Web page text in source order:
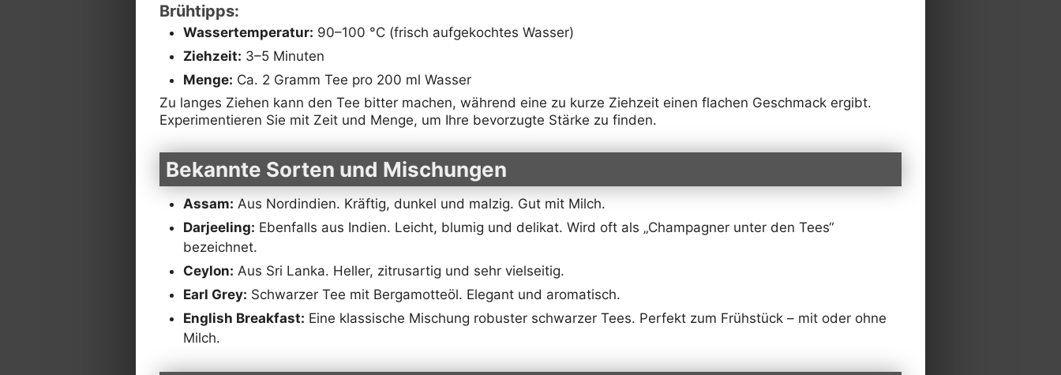
Brühtipps:
Wassertemperatur: 90–100 °C (frisch aufgekochtes Wasser)
Ziehzeit: 3–5 Minuten
Menge: Ca. 2 Gramm Tee pro 200 ml Wasser
Zu langes Ziehen kann den Tee bitter machen, während eine zu kurze Ziehzeit einen flachen Geschmack ergibt.
Experimentieren Sie mit Zeit und Menge, um Ihre bevorzugte Stärke zu finden.
Bekannte Sorten und Mischungen
Assam: Aus Nordindien. Kräftig, dunkel und malzig. Gut mit Milch.
Darjeeling: Ebenfalls aus Indien. Leicht, blumig und delikat. Wird oft als „Champagner unter den Tees“
bezeichnet.
Ceylon: Aus Sri Lanka. Heller, zitrusartig und sehr vielseitig.
Earl Grey: Schwarzer Tee mit Bergamotteöl. Elegant und aromatisch.
English Breakfast: Eine klassische Mischung robuster schwarzer Tees. Perfekt zum Frühstück – mit oder ohne
Milch.